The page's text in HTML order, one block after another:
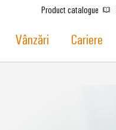
Product catalogue
Vânzări Cariere